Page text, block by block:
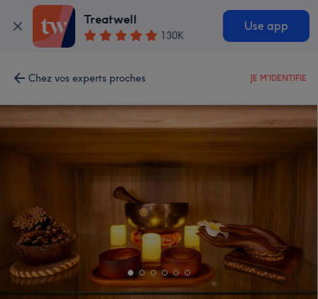
Treatwell
130K
Use app
Chez vos experts proches JE M'IDENTIFIE